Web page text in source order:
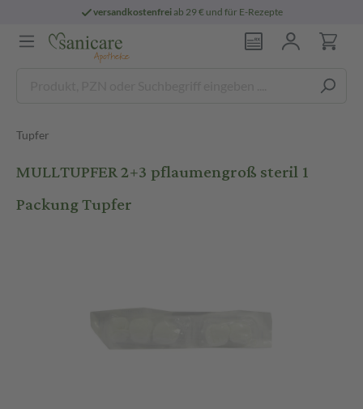
versandkostenfreiab 29 € und für E-Rezepte
Tupfer
MULLTUPFER 2+3 pflaumengroß steril 1
Packung Tupfer